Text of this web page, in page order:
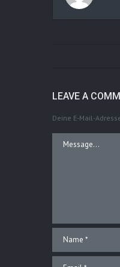
LEAVE A
Deine E-Mail-